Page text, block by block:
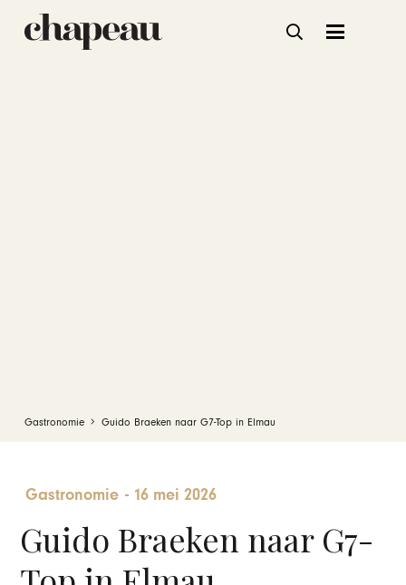
Gastronomie Guido Braeken naar G7-Top in Elmau
Gastronomie - 16 mei 2026
Guido Braeken naar G7-